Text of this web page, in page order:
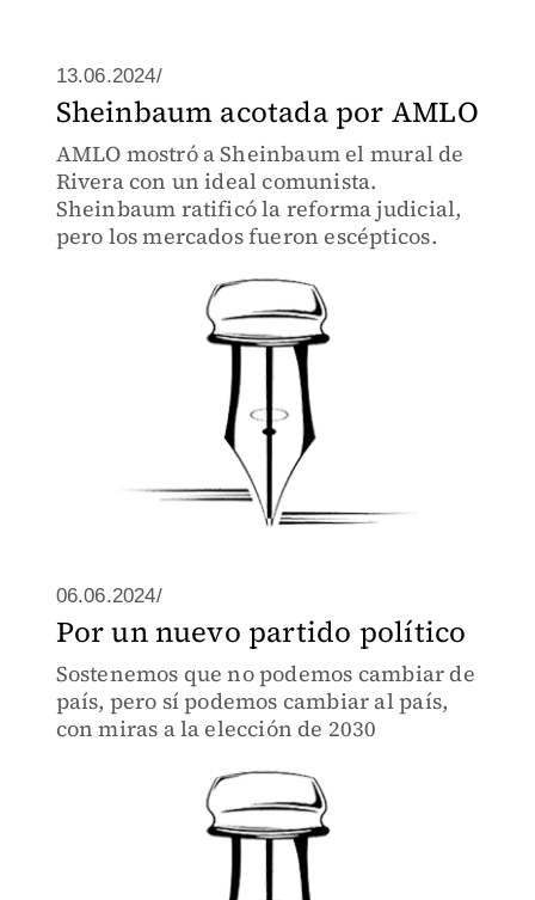
13.06.2024/
Sheinbaum acotada por AMLO
AMLO mostró a Sheinbaum el mural de
Rivera con un ideal comunista.
Sheinbaum ratificó la reforma judicial,
pero los mercados fueron escépticos.
06.06.2024/
Por un nuevo partido político
Sostenemos que no podemos cambiar de
país, pero sí podemos cambiar al país,
con miras a la elección de 2030